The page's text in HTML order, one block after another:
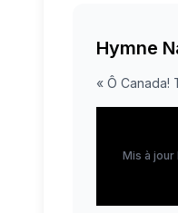
Hymne
« Ô Canada!
Mis à